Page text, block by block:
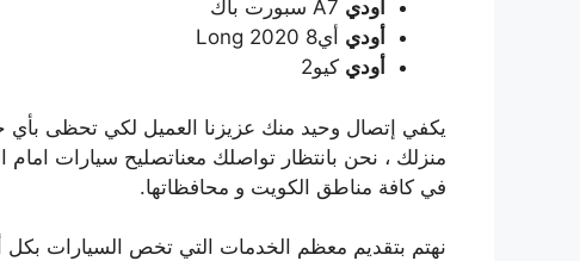
أودي
أودي أي8 Long 2020
أودي كيو2
يكفي إتصال وحيد منك عزيزنا العميل لكي تحظى
منزلك ، نحن بانتظار تواصلك معناتصليح سيارات امام
في كافة مناطق الكويت و محافظاتها.
نهتم بتقديم معظم الخدمات التي تخص السيارات بكل